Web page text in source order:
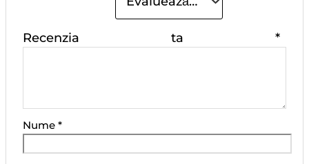
Recenzia ta *
Nume*